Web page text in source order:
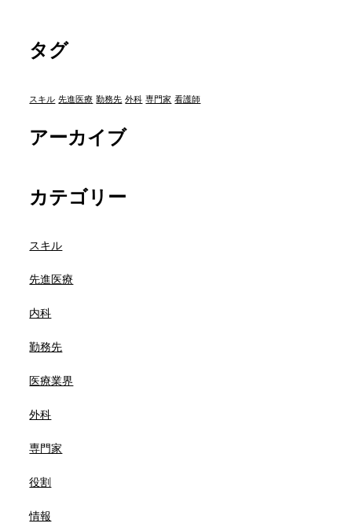
タグ
スキル 先進医療 勤務先 外科 専門家 看護師
アーカイブ
カテゴリー
スキル
先進医療
内科
勤務先
医療業界
外科
専門家
役割
情報